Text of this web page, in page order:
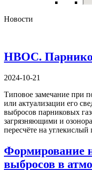
Новости
НВОС.
2024-10-21
Типовое замечание при
или актуализации его
выбросов парниковых
загрязняющими и
пересчёте на углекислый
Формирование
выбросов в